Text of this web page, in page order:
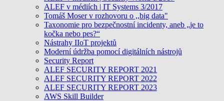
ALEF v médiích | IT Systems 3/2017
Tomáš Moser v rozhovoru o ,,big data"
Taxonomie pro bezpečnostní incidenty, aneb „je to
kočka nebo pes?“
Nástrahy IIoT projektů
Moderní údržba pomocí digitálních nástrojů
Security Report
ALEF SECURITY REPORT 2021
ALEF SECURITY REPORT 2022
ALEF SECURITY REPORT 2023
AWS Skill Builder